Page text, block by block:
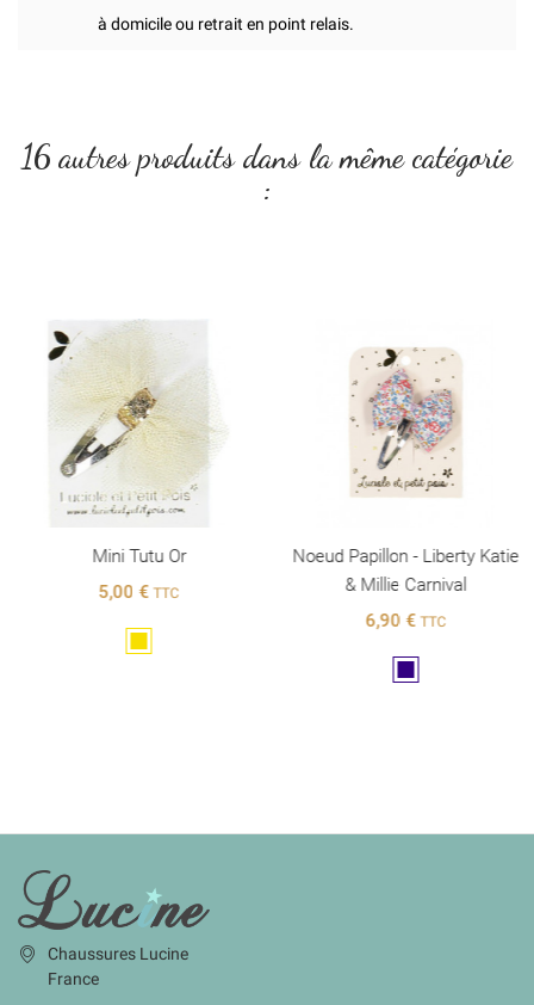
à domicile ou retrait en point relais.
16 autres produits dans la même catégorie
:
Mini Tutu Or
5,00 €TTC
Noeud Papillon - Liberty Katie
& Millie Carnival
6,90 €TTC
INFORMATIONS
Chaussures Lucine
France